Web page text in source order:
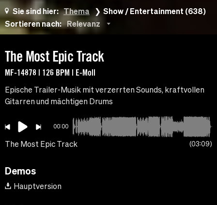
Sie sind hier: Thema
Show / Entertainment (638)
Sortieren nach: Relevanz
The Most Epic Track
MF-14878 | 126 BPM | E-Moll
Epische Trailer-Musik mit verzerrten Sounds, kraftvollen
Gitarren und mächtigen Drums
00:00
The Most Epic Track 03:09
Demos
Hauptversion